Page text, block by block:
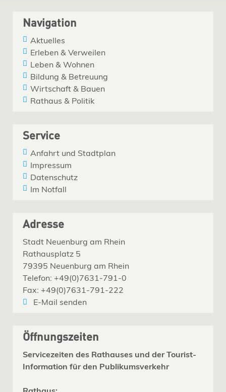
Navigation
Aktuelles
Erleben & Verweilen
Leben & Wohnen
Bildung & Betreuung
Wirtschaft & Bauen
Rathaus & Politik
Service
Anfahrt und Stadtplan
Impressum
Datenschutz
Im Notfall
Adresse
Stadt Neuenburg am Rhein
Rathausplatz 5
79395 Neuenburg am Rhein
Telefon: +49(0)7631-791-0
Fax: +49(0)7631-791-222
E-Mail senden
Öffnungszeiten
Servicezeiten des Rathauses und der Tourist-
Information für den Publikumsverkehr